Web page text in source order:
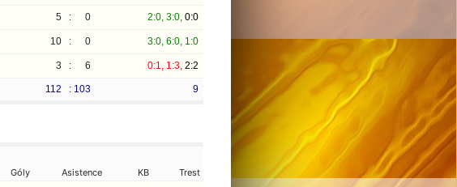
5 : 0 2:0, 3:0, 0:0
10 : 0 3:0, 6:0, 1:0
3 : 6 0:1, 1:3, 2:2
112 : 103 9
Góly Asistence KB Trest